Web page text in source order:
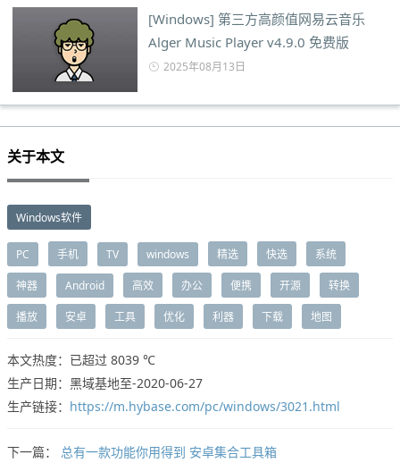
[Windows] 第三方高颜值网易云音乐
Alger Music Player v4.9.0 免费版
2025年08月13日
关于本文
Windows软件
PC 手机 TV windows 精选 快选 系统
神器 Android 高效 办公 便携 开源 转换
播放 安卓 工具 优化 利器 下载 地图
本文热度：已超过 8039 ℃
生产日期：黑域基地至-2020-06-27
生产链接： https://m.hybase.com/pc/windows/3021.html
下一篇： 总有一款功能你用得到 安卓集合工具箱